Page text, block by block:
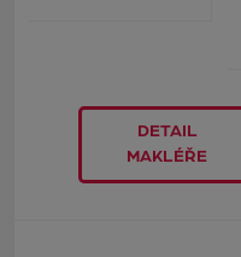
DETAIL
MAKLÉŘE